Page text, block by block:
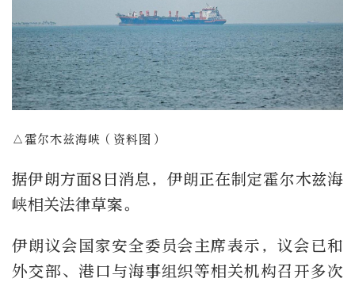
△霍尔木兹海峡（资料图）
据伊朗方面8日消息，伊朗正在制定霍尔木兹海
峡相关法律草案。
伊朗议会国家安全委员会主席表示，议会已和
外交部、港口与海事组织等相关机构召开多次